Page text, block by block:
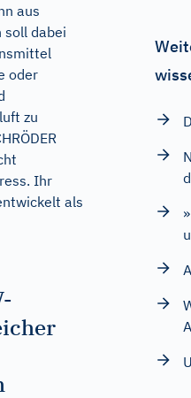
aus
soll dabei
oder
zu
Ihr
als